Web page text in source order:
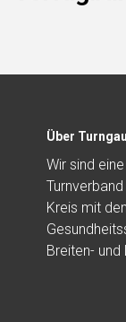
Über
Wir sind
Kreis mit
Breiten- und